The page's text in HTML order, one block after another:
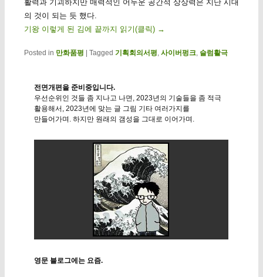
활력과 기괴하지만 매력적인 어두운 공간적 상상력은 지난 시대
의 것이 되는 듯 했다.
기왕 이렇게 된 김에 끝까지 읽기(클릭) →
Posted in 만화품평 | Tagged 기획회의서평 사이버펑크 슬럼활극
전면개편을 준비중입니다.
우선순위인 것들 좀 지나고 나면, 2023년의 기술들을 좀 적극
활용해서, 2023년에 맞는 글 그림 기타 여러가지를
만들어가며. 하지만 원래의 갬성을 그대로 이어가며.
영문 블로그에는 요즘.